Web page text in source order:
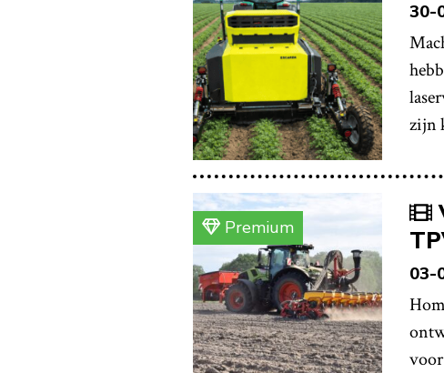
30-
zijn
Premium
03-